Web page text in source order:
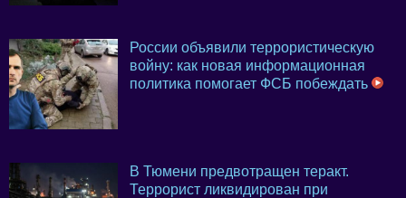
России объявили террористическую
войну: как новая информационная
политика помогает ФСБ побеждать
В Тюмени предвотращен теракт.
Террорист ликвидирован при